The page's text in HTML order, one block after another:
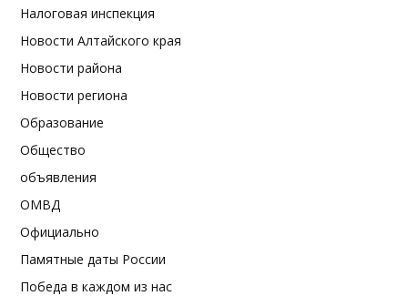
Налоговая инспекция
Новости Алтайского края
Новости района
Новости региона
Образование
Общество
объявления
ОМВД
Официально
Памятные даты России
Победа в каждом из нас